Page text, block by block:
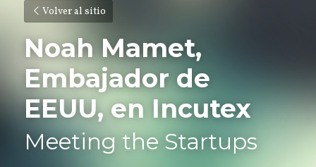
Volver al sitio
Noah Mamet,
Embajador de
EEUU, en Incutex
Meeting the Startups